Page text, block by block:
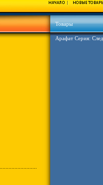
Товары
Арафат Серия: